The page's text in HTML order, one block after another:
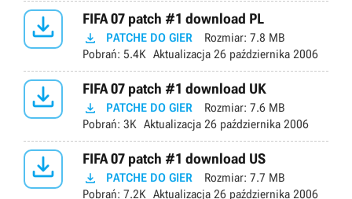
 FIFA 07 patch #1 download PL
 PATCHE DO GIER Rozmiar: 7.8 MB
Pobrań: 5.4K Aktualizacja 26 października 2006
 FIFA 07 patch #1 download UK
 PATCHE DO GIER Rozmiar: 7.6 MB
Pobrań: 3K Aktualizacja 26 października 2006
 FIFA 07 patch #1 download US
 PATCHE DO GIER Rozmiar: 7.7 MB
Pobrań: 7.2K Aktualizacja 26 października 2006